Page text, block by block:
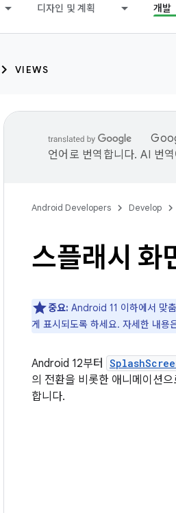
디자인 및 계획 개발
VIEWS
언어로 번역합니다. AI 번
Android Developers Develop
스플래시 화
중요: Android 11 이하에서 맞
게 표시되도록 하세요. 자세한 내용
Android 12부터
의 전환을 비롯한 애니메이션
합니다.